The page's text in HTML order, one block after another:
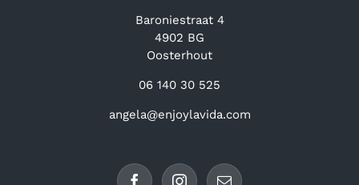
Baroniestraat 4
4902 BG
Oosterhout
06 140 30 525
angela@enjoylavida.com